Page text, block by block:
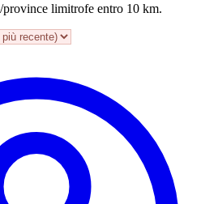
limitrofe entro 10 km.